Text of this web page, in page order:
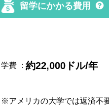
留学にかかる費用
学費 ：約22,000ドル/年
※アメリカの大学では返済不